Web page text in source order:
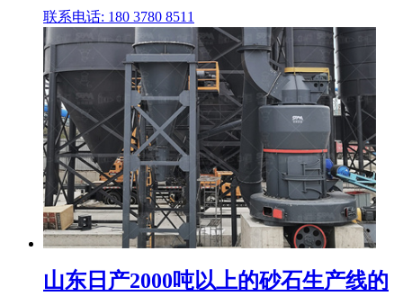
联系电话: 180 3780 8511
山东日产2000吨以上的砂石生产线的